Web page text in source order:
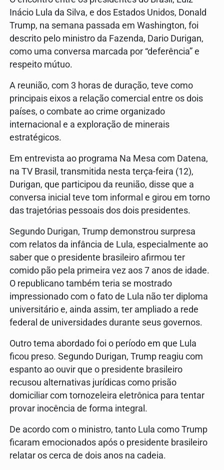
Inácio Lula da Silva, e dos Estados Unidos, Donald
Trump, na semana passada em Washington, foi
descrito pelo ministro da Fazenda, Dario Durigan,
como uma conversa marcada por “deferência” e
respeito mútuo.
A reunião, com 3 horas de duração, teve como
principais eixos a relação comercial entre os dois
países, o combate ao crime organizado
internacional e a exploração de minerais
estratégicos.
Em entrevista ao programa Na Mesa com Datena,
na TV Brasil, transmitida nesta terça-feira (12),
Durigan, que participou da reunião, disse que a
conversa inicial teve tom informal e girou em torno
das trajetórias pessoais dos dois presidentes.
Segundo Durigan, Trump demonstrou surpresa
com relatos da infância de Lula, especialmente ao
saber que o presidente brasileiro afirmou ter
comido pão pela primeira vez aos 7 anos de idade.
O republicano também teria se mostrado
impressionado com o fato de Lula não ter diploma
universitário e, ainda assim, ter ampliado a rede
federal de universidades durante seus governos.
Outro tema abordado foi o período em que Lula
ficou preso. Segundo Durigan, Trump reagiu com
espanto ao ouvir que o presidente brasileiro
recusou alternativas jurídicas como prisão
domiciliar com tornozeleira eletrônica para tentar
provar inocência de forma integral.
De acordo com o ministro, tanto Lula como Trump
ficaram emocionados após o presidente brasileiro
relatar os cerca de dois anos na cadeia.